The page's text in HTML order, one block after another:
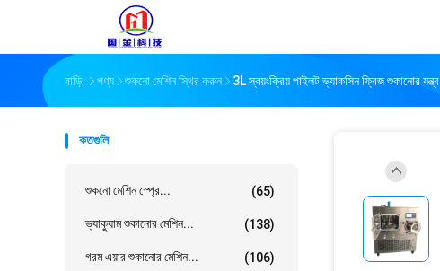
বাড়ি পণ্য শুকনো মেশিন স্থির করুন 3L স্বয়ংক্রিয় পাইলট ভ্যাকসিন ফ্রিজ শুকানোর যন্ত্র
কতগুলি
শুকনো মেশিন স্প্রে... (65)
ভ্যাকুয়াম শুকানোর মেশিন... (138)
গরম এয়ার শুকানোর মেশিন... (106)